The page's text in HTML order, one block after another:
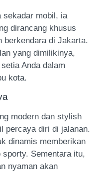
sekadar mobil, ia
dirancang khusus
berkendara di Jakarta.
yang dimilikinya,
Anda dalam
kota.
modern dan stylish
percaya diri di jalanan.
dinamis memberikan
sporty. Sementara itu,
nyaman akan